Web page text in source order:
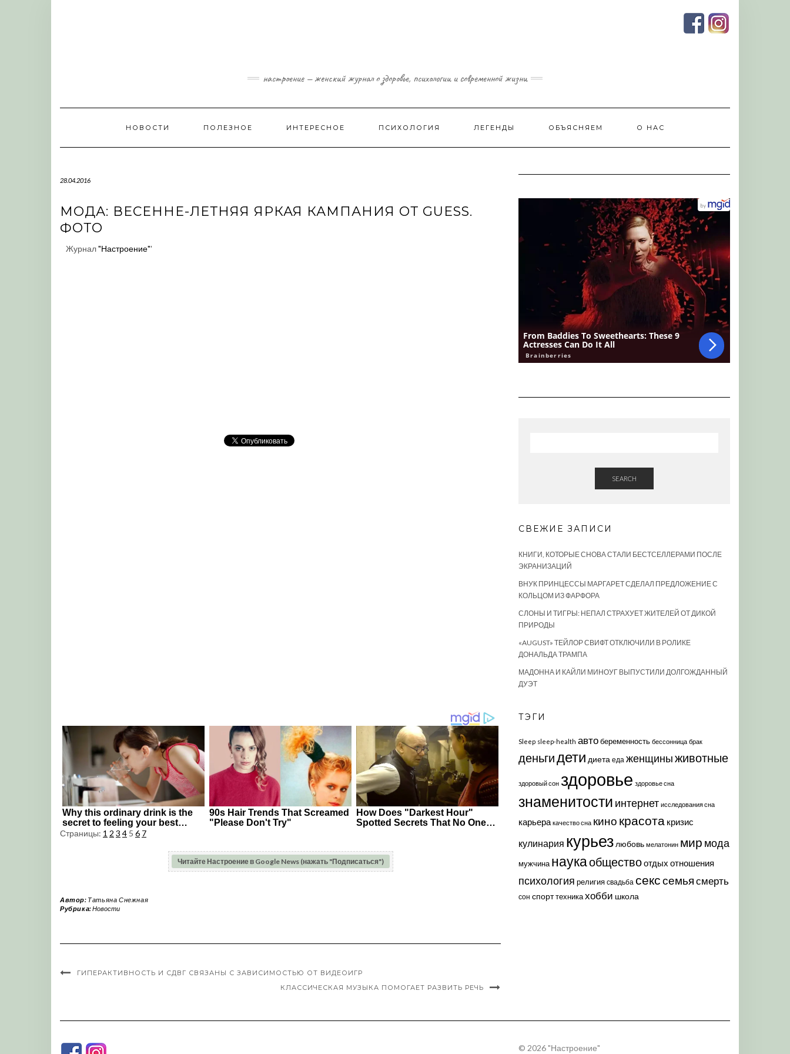
настроение — женский журнал о здоровье, психологии и современной жизни
НОВОСТИ ПОЛЕЗНОЕ ИНТЕРЕСНОЕ ПСИХОЛОГИЯ ЛЕГЕНДЫ ОБЪЯСНЯЕМ О НАС
28.04.2016
МОДА: ВЕСЕННЕ-ЛЕТНЯЯ ЯРКАЯ КАМПАНИЯ ОТ GUESS.
ФОТО
Журнал"Настроение"'
Страницы: 1 2 3 4 5 6 7
Читайте Настроение в Google News (нажать "Подписаться")
Автор: Татьяна Снежная
Рубрика:Новости
ГИПЕРАКТИВНОСТЬ И СДВГ СВЯЗАНЫ С ЗАВИСИМОСТЬЮ ОТ ВИДЕОИГР
КЛАССИЧЕСКАЯ МУЗЫКА ПОМОГАЕТ РАЗВИТЬ РЕЧЬ
SEARCH
СВЕЖИЕ ЗАПИСИ
КНИГИ, КОТОРЫЕ СНОВА СТАЛИ БЕСТСЕЛЛЕРАМИ ПОСЛЕ
ЭКРАНИЗАЦИЙ
ВНУК ПРИНЦЕССЫ МАРГАРЕТ СДЕЛАЛ ПРЕДЛОЖЕНИЕ С
КОЛЬЦОМ ИЗ ФАРФОРА
СЛОНЫ И ТИГРЫ: НЕПАЛ СТРАХУЕТ ЖИТЕЛЕЙ ОТ ДИКОЙ
ПРИРОДЫ
«AUGUST» ТЕЙЛОР СВИФТ ОТКЛЮЧИЛИ В РОЛИКЕ
ДОНАЛЬДА ТРАМПА
МАДОННА И КАЙЛИ МИНОУГ ВЫПУСТИЛИ ДОЛГОЖДАННЫЙ
ДУЭТ
ТЭГИ
Sleep sleep-health автобеременность бессонница брак
деньгидети диета еда женщиныживотные
здоровый сон здоровье здоровье сна
знаменитости интернет исследования сна
карьера качество сна кино красота кризис
кулинария курьез любовь мелатонин мир мода
мужчина наукаобществоотдых отношения
психология религия свадьба секссемья смерть
сон спорттехникахобби школа
© 2026 "Настроение"